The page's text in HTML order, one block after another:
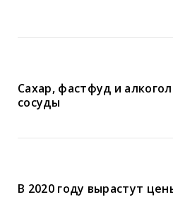
Сахар, фастфуд и
сосуды
В 2020 году вырастут